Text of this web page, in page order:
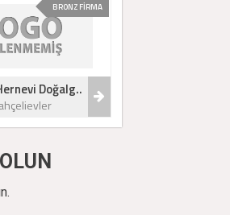
BRONZ FİRMA
Doğalg..